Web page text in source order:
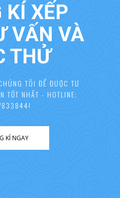
XẾP
VẤN VÀ
THỬ
TÔI ĐỂ ĐƯỢC TƯ
TỐT NHẤT - HOTLINE:
KÍ NGAY